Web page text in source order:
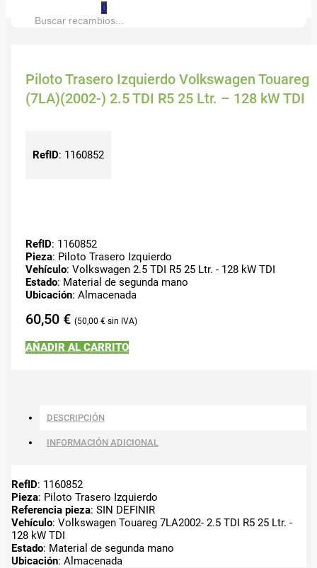
0
Buscar:
Piloto Trasero Izquierdo Volkswagen Touareg
(7LA)(2002-) 2.5 TDI R5 25 Ltr. – 128 kW TDI
RefID: 1160852
RefID: 1160852
Pieza: Piloto Trasero Izquierdo
Vehículo: Volkswagen 2.5 TDI R5 25 Ltr. - 128 kW TDI
Estado: Material de segunda mano
Ubicación: Almacenada
60,50 € 50,00 €
AÑADIR AL CARRITO
DESCRIPCIÓN
INFORMACIÓN ADICIONAL
RefID: 1160852
Pieza: Piloto Trasero Izquierdo
Referencia pieza: SIN DEFINIR
Vehículo: Volkswagen Touareg 7LA2002- 2.5 TDI R5 25 Ltr. -
128 kW TDI
Estado: Material de segunda mano
Ubicación: Almacenada